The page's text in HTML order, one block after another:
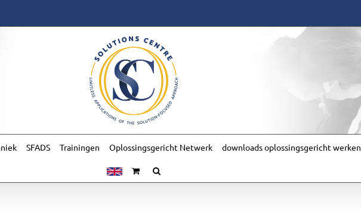
SFADS Trainingen Oplossingsgericht Netwerk downloads oplossingsgericht werken